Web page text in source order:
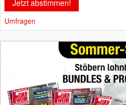
Umfragen